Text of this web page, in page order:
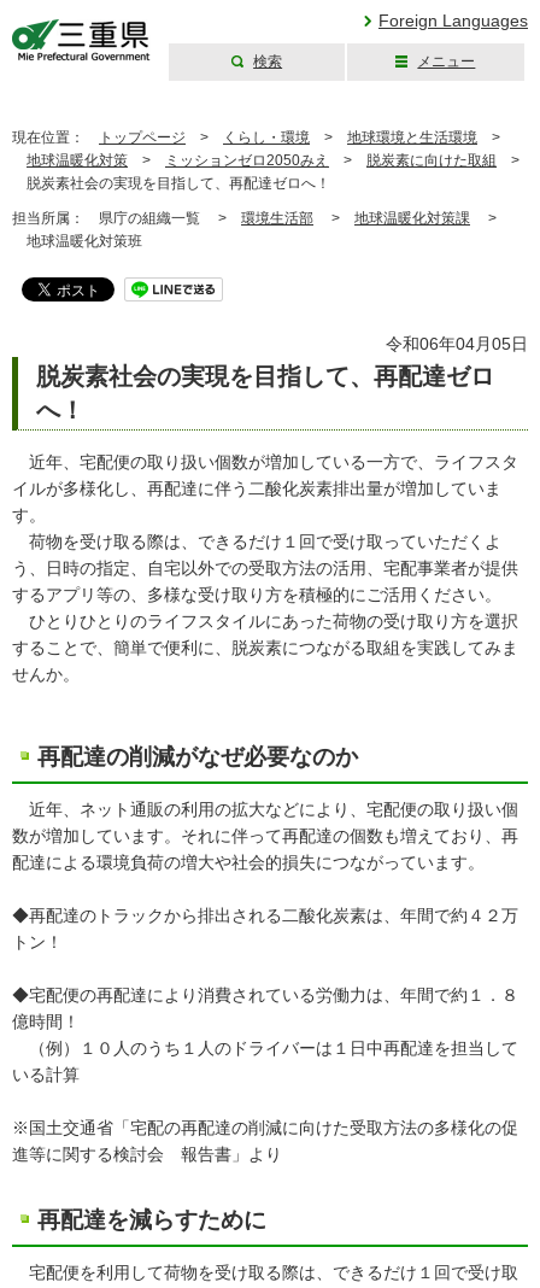
Foreign Languages
検索 メニュー
現在位置： トップページ > くらし・環境 > 地球環境と生活環境 >
地球温暖化対策 > ミッションゼロ2050みえ > 脱炭素に向けた取組
>
脱炭素社会の実現を目指して、再配達ゼロへ！
担当所属： 県庁の組織一覧 > 環境生活部 > 地球温暖化対策課 >
地球温暖化対策班
令和06年04月05日
脱炭素社会の実現を目指して、再配達ゼロ
へ！
近年、宅配便の取り扱い個数が増加している一方で、ライフスタ
イルが多様化し、再配達に伴う二酸化炭素排出量が増加していま
す。
荷物を受け取る際は、できるだけ１回で受け取っていただくよ
う、日時の指定、自宅以外での受取方法の活用、宅配事業者が提供
するアプリ等の、多様な受け取り方を積極的にご活用ください。
ひとりひとりのライフスタイルにあった荷物の受け取り方を選択
することで、簡単で便利に、脱炭素につながる取組を実践してみま
せんか。
再配達の削減がなぜ必要なのか
近年、ネット通販の利用の拡大などにより、宅配便の取り扱い個
数が増加しています。それに伴って再配達の個数も増えており、再
配達による環境負荷の増大や社会的損失につながっています。
◆再配達のトラックから排出される二酸化炭素は、年間で約４２万
トン！
◆宅配便の再配達により消費されている労働力は、年間で約１．８
億時間！
（例）１０人のうち１人のドライバーは１日中再配達を担当して
いる計算
※国土交通省「宅配の再配達の削減に向けた受取方法の多様化の促
進等に関する検討会 報告書」より
再配達を減らすために
宅配便を利用して荷物を受け取る際は、できるだけ１回で受け取